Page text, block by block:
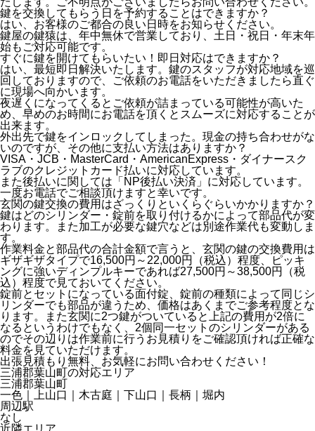
鍵を交換してもらう日を予約することはできますか？
はい、お客様のご都合の良い日時をお知らせください。
鍵屋の鍵猿は、 年中無休で営業しており、土日・祝日・年末年
始もご対応可能です。
すぐに鍵を開けてもらいたい！即日対応はできますか？
はい、最短即日解決いたします。鍵のスタッフが対応地域を巡
回しておりますので、ご依頼のお電話をいただきましたら直ぐ
に現場へ向かいます。
夜遅くになってくるとご依頼が詰まっている可能性が高いた
め、早めのお時間にお電話を頂くとスムーズに対応することが
出来ます。
外出先で鍵をインロックしてしまった。現金の持ち合わせがな
いのですが、その他に支払い方法はありますか？
VISA・JCB・MasterCard・AmericanExpress・ダイナースク
ラブのクレジットカード払いに対応しています。
また後払いに関しては「NP後払い決済」に対応しています。
一度お電話でご相談頂けますと幸いです。
玄関の鍵交換の費用はざっくりといくらぐらいかかりますか？
鍵はどのシリンダー・錠前を取り付けるかによって部品代が変
わります。また加工が必要な鍵穴などは別途作業代も変動しま
す。
作業料金と部品代の合計金額で言うと、玄関の鍵の交換費用は
ギザギザタイプで16,500円～22,000円（税込）程度、ピッキ
ングに強いディンプルキーであれば27,500円～38,500円（税
込）程度で見ておいてください。
錠前とセットになっている面付錠、錠前の種類によって同じシ
リンダーでも部品が違うため、価格はあくまでご参考程度とな
ります。また玄関に2つ鍵がついていると上記の費用が2倍に
なるというわけでもなく、2個同一セットのシリンダーがある
のでその辺りは作業前に行うお見積りをご確認頂ければ正確な
料金を見ていただけます。
出張見積もり無料、お気軽にお問い合わせください！
三浦郡葉山町の対応エリア
三浦郡葉山町
一色｜上山口｜木古庭｜下山口｜長柄｜堀内
周辺駅
なし